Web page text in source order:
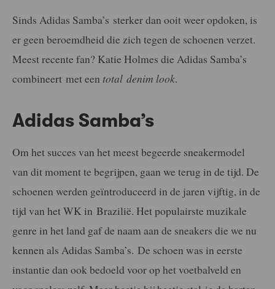
Sinds Adidas Samba’s sterker dan ooit weer opdoken, is
er geen beroemdheid die zich tegen de schoenen verzet.
Meest recente fan? Katie Holmes die Adidas Samba’s
combineert met een total denim look.
Adidas Samba’s
Om het succes van het meest begeerde sneakermodel
van dit moment te begrijpen, gaan we terug in de tijd. De
schoenen werden geïntroduceerd in de jaren vijftig, in de
tijd van het WK in Brazilië. Het populairste muzikale
genre in het land gaf de naam aan de sneakers die we nu
kennen als Adidas Samba’s. De schoen was in eerste
instantie dan ook bedoeld voor op het voetbalveld en